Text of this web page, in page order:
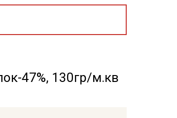
47%, 130гр/м.кв